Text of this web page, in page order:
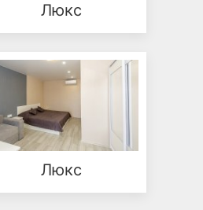
Люкс
Люкс